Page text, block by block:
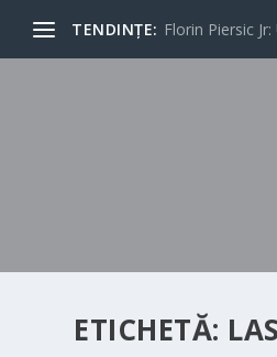
TENDINȚE: Florin Piersic
ETICHETĂ: